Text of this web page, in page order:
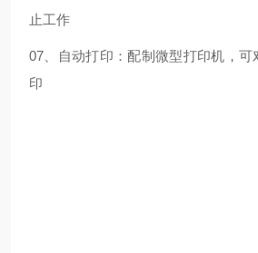
止工作
07、自动打印：配制微型打印机，
印